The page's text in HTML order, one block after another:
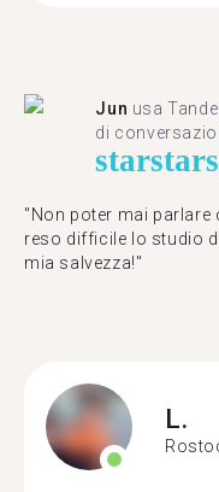
Jun usa
di
starstar
"Non poter mai parlare
reso difficile lo studio
mia salvezza!"
L.